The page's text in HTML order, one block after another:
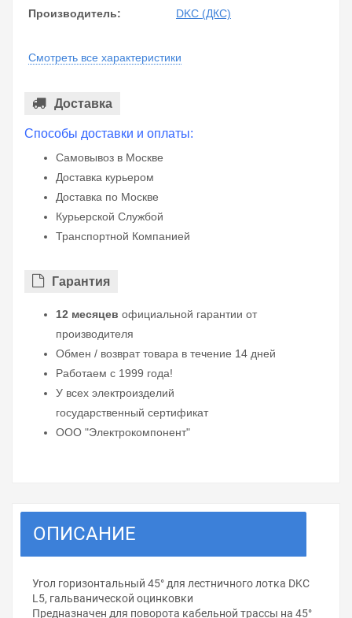
Производитель: DKC (ДКС)
Смотреть все характеристики
Доставка
Способы доставки и оплаты:
Самовывоз в Москве
Доставка курьером
Доставка по Москве
Курьерской Службой
Транспортной Компанией
Гарантия
12 месяцев официальной гарантии от
производителя
Обмен / возврат товара в течение 14 дней
Работаем с 1999 года!
У всех электроизделий
государственный сертификат
ООО "Электрокомпонент"
ОПИСАНИЕ
Угол горизонтальный 45° для лестничного лотка DKC
L5, гальванической оцинковки
Предназначен для поворота кабельной трассы на 45°